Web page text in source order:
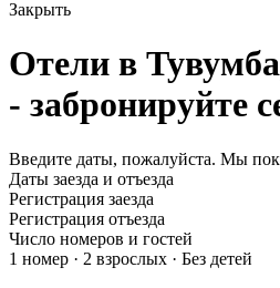
Закрыть
Отели в
- забронируйте
Введите даты, пожалуйста. Мы
Даты заезда и отъезда
Регистрация заезда
Регистрация отъезда
Число номеров и гостей
1 номер · 2 взрослых · Без детей